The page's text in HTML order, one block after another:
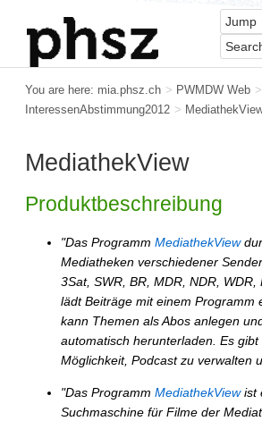
You are here: mia.phsz.ch > PWMDW Web >
InteressenAbstimmung2012 >
MediathekView
Produktbeschreibung
"Das Programm MediathekView
Mediatheken verschiedener
3Sat, SWR, BR, MDR, NDR, WDR,
lädt Beiträge mit einem Programm
kann Themen als Abos anlegen
automatisch herunterladen. Es gibt
Möglichkeit, Podcast zu verwalten
"Das Programm MediathekViewist
Suchmaschine für Filme der